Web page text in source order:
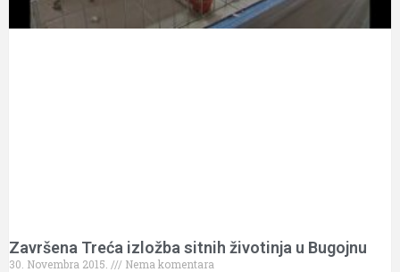
Završena Treća izložba sitnih životinja u Bugojnu
30. Novembra 2015.
Nema komentara